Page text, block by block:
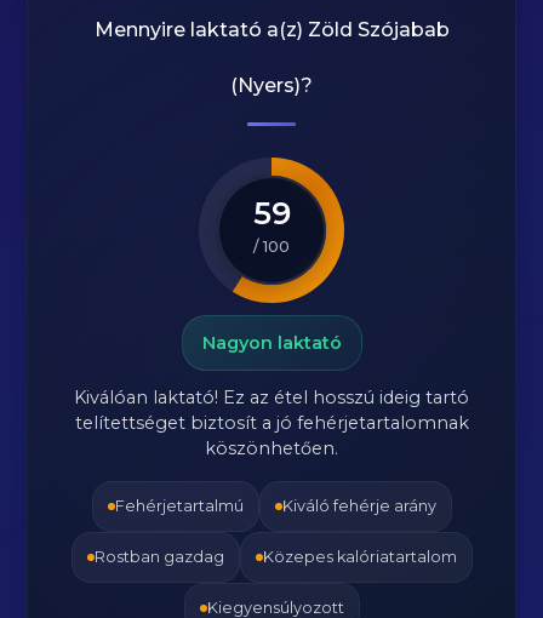
Mennyire laktató a(z) Zöld Szójabab
(Nyers)?
59
/ 100
Nagyon laktató
Kiválóan laktató! Ez az étel hosszú ideig tartó
telítettséget biztosít a jó fehérjetartalomnak
köszönhetően.
Fehérjetartalmú Kiváló fehérje arány
Rostban gazdag Közepes kalóriatartalom
Kiegyensúlyozott